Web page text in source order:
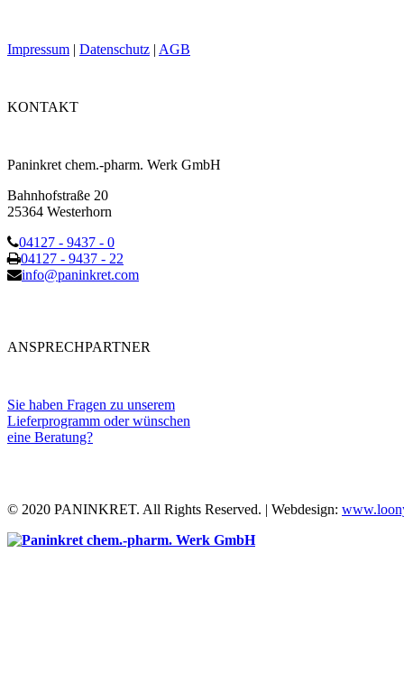
Impressum | Datenschutz | AGB
KONTAKT
Paninkret chem.-pharm. Werk GmbH
Bahnhofstraße 20
25364 Westerhorn
04127 - 9437 - 0
04127 - 9437 - 22
info@paninkret.com
ANSPRECHPARTNER
Sie haben Fragen zu unserem
Lieferprogramm oder wünschen
eine Beratung?
© 2020 PANINKRET. All Rights Reserved. | Webdesign: